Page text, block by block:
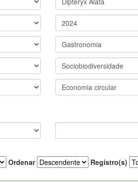
Ordenar Registro(s)